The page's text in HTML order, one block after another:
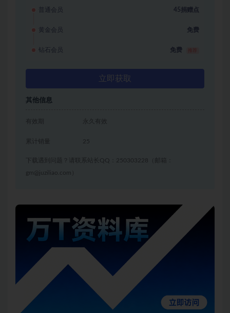
普通会员 45捐赠点
黄金会员 免费
钻石会员 免费
立即获取
其他信息
有效期 永久有效
累计销量 25
下载遇到问题？请联系站长QQ：250303228（邮箱：
gm@juziliao.com）